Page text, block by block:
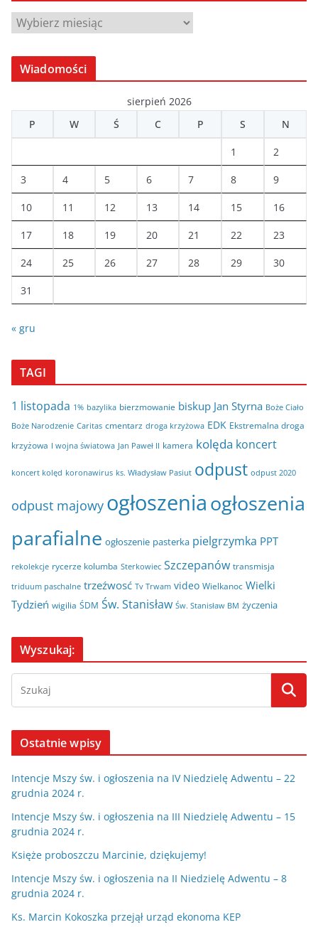
A
c
w
Wiadomości
sierpień 2026
P
W Ś C P S N
1 2
3 4 5 6 7 8 9
10 11 12 13 14 15 16
17 18 19 20 21 22 23
24 25 26 27 28 29 30
31
« gru
TAGI
1 listopada 1% bazylika bierzmowanie biskup Jan Styrna Boże Ciało
Boże Narodzenie Caritas cmentarz droga krzyżowa EDK Ekstremalna droga
krzyżowa I wojna światowa Jan Paweł II kamera kolęda koncert
koncert kolęd koronawirus ks. Władysław Pasiut odpust odpust 2020
odpust majowy ogłoszeniaogłoszenia
parafialne ogłoszenie pasterka pielgrzymka PPT
rekolekcje rycerze kolumba Sterkowiec Szczepanów transmisja
triduum paschalne trzeźwosć Tv Trwam video Wielkanoc Wielki
Tydzień wigilia ŚDM Św. Stanisław Św. Stanisław BM życzenia
Wyszukaj:
Ostatnie wpisy
Intencje Mszy św. i ogłoszenia na IV Niedzielę Adwentu – 22
grudnia 2024 r.
Intencje Mszy św. i ogłoszenia na III Niedzielę Adwentu – 15
grudnia 2024 r.
Księże proboszczu Marcinie, dziękujemy!
Intencje Mszy św. i ogłoszenia na II Niedzielę Adwentu – 8
grudnia 2024 r.
Ks. Marcin Kokoszka przejął urząd ekonoma KEP